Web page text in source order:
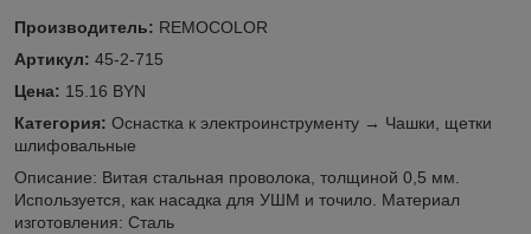
Производитель: REMOCOLOR
Артикул: 45-2-715
Цена: 15.16 BYN
Категория: Оснастка к электроинструменту → Чашки, щетки
шлифовальные
Описание: Витая стальная проволока, толщиной 0,5 мм.
Используется, как насадка для УШМ и точило. Материал
изготовления: Сталь